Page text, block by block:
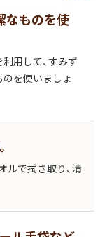
なものを使
用して、すみず
のを使いましょ
ルで拭き取り、清